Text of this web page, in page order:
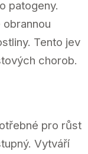
patogeny.
Tento jev
chorob.
pro růst
Vytváří